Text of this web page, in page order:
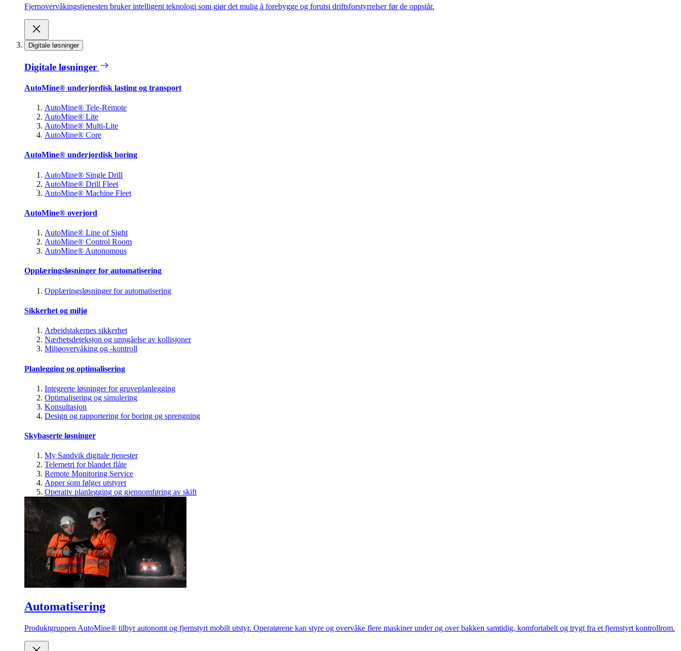
Fjernovervåkingstjenesten bruker intelligent teknologi som gjør det mulig å forebygge og forutsi driftsforstyrrelser før de oppstår.
Digitale løsninger
Digitale løsninger
AutoMine® underjordisk lasting og transport
AutoMine® Tele-Remote
AutoMine® Lite
AutoMine® Multi-Lite
AutoMine® Core
AutoMine® underjordisk boring
AutoMine® Single Drill
AutoMine® Drill Fleet
AutoMine® Machine Fleet
AutoMine® overjord
AutoMine® Line of Sight
AutoMine® Control Room
AutoMine® Autonomous
Opplæringsløsninger for automatisering
Opplæringsløsninger for automatisering
Sikkerhet og miljø
Arbeidstakernes sikkerhet
Nærhetsdeteksjon og unngåelse av kollisjoner
Miljøovervåking og -kontroll
Planlegging og optimalisering
Integrerte løsninger for gruveplanlegging
Optimalisering og simulering
Konsultasjon
Design og rapportering for boring og sprengning
Skybaserte løsninger
My Sandvik digitale tjenester
Telemetri for blandet flåte
Remote Monitoring Service
Apper som følger utstyret
Operativ planlegging og gjennomføring av skift
Automatisering
Produktgruppen AutoMine® tilbyr autonomt og fjernstyrt mobilt utstyr. Operatørene kan styre og overvåke flere maskiner under og over bakken samtidig, komfortabelt og trygt fra et fjernstyrt kontrollrom.